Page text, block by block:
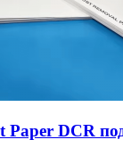
Paper DCR